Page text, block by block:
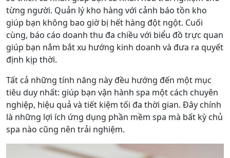
từng người. Quản lý kho hàng với cảnh báo tồn kho
giúp bạn không bao giờ bị hết hàng đột ngột. Cuối
cùng, báo cáo doanh thu đa chiều với biểu đồ trực quan
giúp bạn nắm bắt xu hướng kinh doanh và đưa ra quyết
định kịp thời.
Tất cả những tính năng này đều hướng đến một mục
tiêu duy nhất: giúp bạn vận hành spa một cách chuyên
nghiệp, hiệu quả và tiết kiệm tối đa thời gian. Đây chính
là những lợi ích ứng dụng phần mềm spa mà bất kỳ chủ
spa nào cũng nên trải nghiệm.